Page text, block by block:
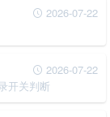
2026-07-22
2026-07-22
开关判断